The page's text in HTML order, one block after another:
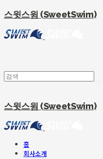
스윗스윔 (SweetSwim)
스윗스윔 (SweetSwim)
홈
회사소개